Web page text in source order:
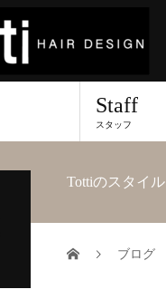
Staff
スタッフ
Tottiのスタイル
ブログ